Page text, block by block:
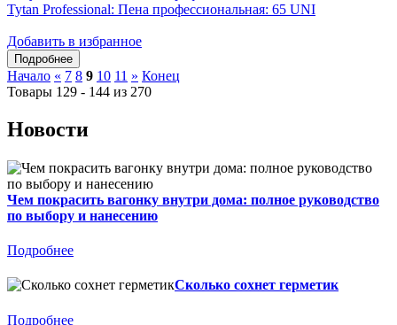
Tytan Professional: Пена профессиональная: 65 UNI
Добавить в избранное
Начало « 7 8 9 10 11 » Конец
Товары 129 - 144 из 270
Новости
Чем покрасить вагонку внутри дома: полное руководство
по выбору и нанесению
Подробнее
Сколько сохнет герметик
Подробнее